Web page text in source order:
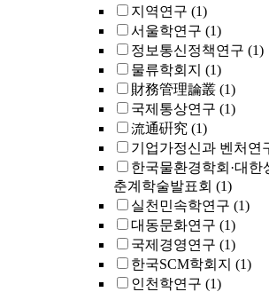
지역연구 (1)
서울학연구 (1)
정보통신정책연구 (1)
물류학회지 (1)
財務管理論叢 (1)
국제통상연구 (1)
流通硏究 (1)
기업가정신과 벤처연
한국물환경학회·대
춘계학술발표회 (1)
실천민속학연구 (1)
대동문화연구 (1)
국제경영연구 (1)
한국SCM학회지 (1)
인천학연구 (1)